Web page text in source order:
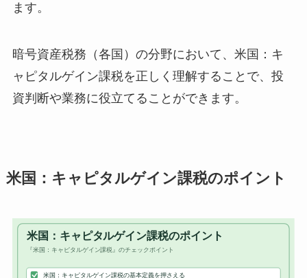
ます。
暗号資産税務（各国）の分野において、米国：キ
ャピタルゲイン課税を正しく理解することで、投
資判断や業務に役立てることができます。
米国：キャピタルゲイン課税のポイント